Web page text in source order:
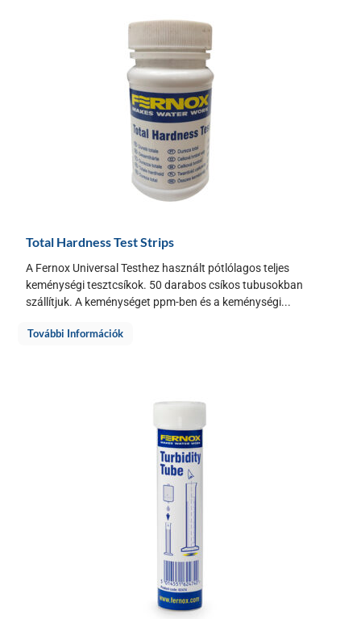
Total Hardness Test Strips
A Fernox Universal Testhez használt pótlólagos teljes
keménységi tesztcsíkok. 50 darabos csíkos tubusokban
szállítjuk. A keménységet ppm-ben és a keménységi...
További Információk